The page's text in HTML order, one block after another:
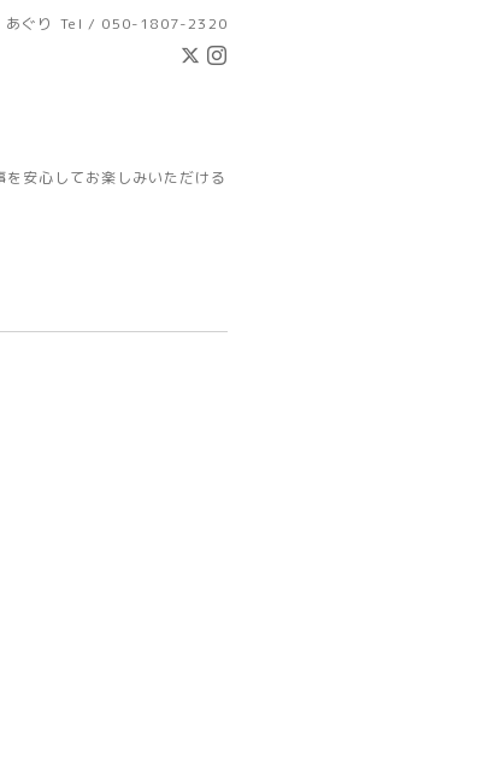
ぐり Tel / 050-1807-2320
安心してお楽しみいただける